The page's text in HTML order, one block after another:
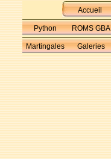
Accueil
Python ROMS GBA
Martingales Galeries